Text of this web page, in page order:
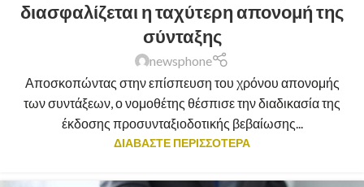
διασφαλίζεται η ταχύτερη απονομή της
σύνταξης
newsphone
Αποσκοπώντας στην επίσπευση του χρόνου απονομής
των συντάξεων, ο νομοθέτης θέσπισε την διαδικασία της
έκδοσης προσυνταξιοδοτικής βεβαίωσης...
ΔΙΑΒΑΣΤΕ ΠΕΡΙΣΣΟΤΕΡΑ